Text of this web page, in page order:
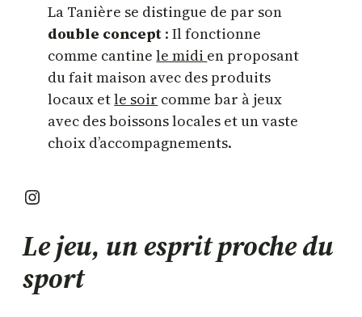
La Tanière se distingue de par son
double concept : Il fonctionne
comme cantinele midi en proposant
du fait maison avec des produits
locaux etle soir comme bar à jeux
avec des boissons locales et un vaste
choix d’accompagnements.
Instagram
Le jeu, un esprit proche du
sport